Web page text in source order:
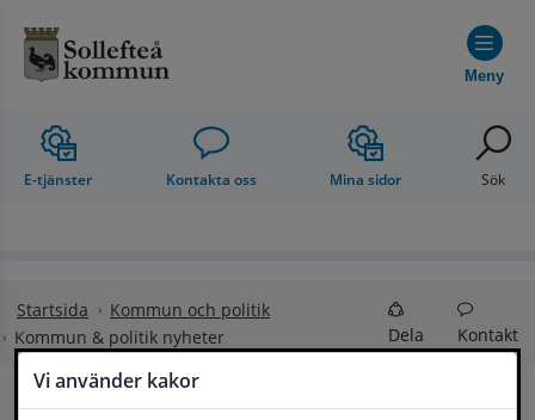
Vi använder kakor
Meny
E-tjänster Kontakta oss Mina sidor Sök
Startsida
Kommun och politik
Kommun & politik nyheter
Dela Kontakt